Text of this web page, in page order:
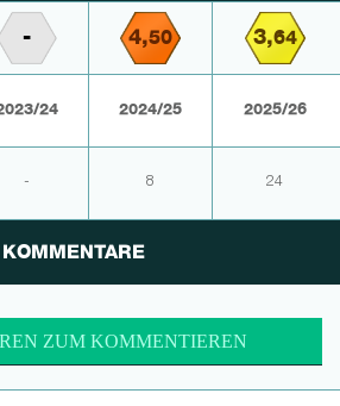
- 4,50 3,64
24 2024/25 2025/26
- 8 24
KOMMENTARE
ZUM KOMMENTIEREN